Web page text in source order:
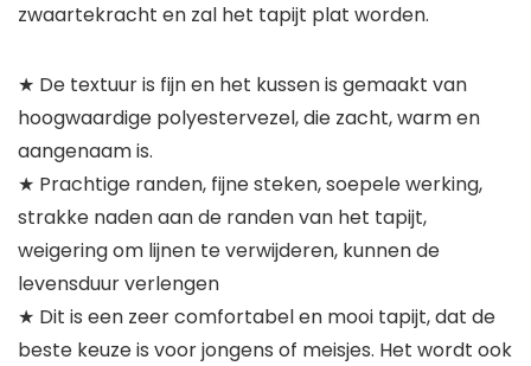
zwaartekracht en zal het tapijt plat worden.
★ De textuur is fijn en het kussen is gemaakt van
hoogwaardige polyestervezel, die zacht, warm en
aangenaam is.
★ Prachtige randen, fijne steken, soepele werking,
strakke naden aan de randen van het tapijt,
weigering om lijnen te verwijderen, kunnen de
levensduur verlengen
★ Dit is een zeer comfortabel en mooi tapijt, dat de
beste keuze is voor jongens of meisjes. Het wordt ook